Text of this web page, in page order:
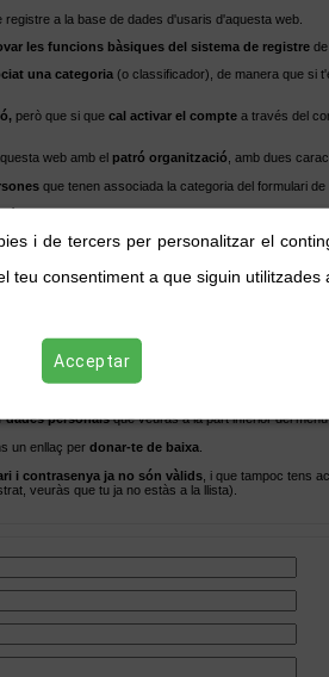
a la base de dades d'usaris d'aquesta web.
les funcions bàsiques del sistema de registre
una categoria (o classificador), de manera que si
però que si que cal activar el compte a través del
web amb el patró organització , amb dues
que tenen associada la categoria del formulari de
el formulari d'aquest apartat de registre.
d'enregistratsque ara sí pots veure en el menú
dades personalsque veuràs a la part inferior del
un enllaç per donar-te de baixa
i contrasenya ja no són vàlids , i que tampoc tens
veuràs que tu ja no estàs a la llista).
i de tercers per personalitzar el
teu consentiment a que siguin utilitzades
Acceptar